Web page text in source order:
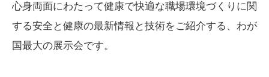
心身両面にわたって健康で快適な職場環境づくりに関
する安全と健康の最新情報と技術をご紹介する、わが
国最大の展示会です。